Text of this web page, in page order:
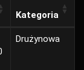
Kategoria
Drużynowa